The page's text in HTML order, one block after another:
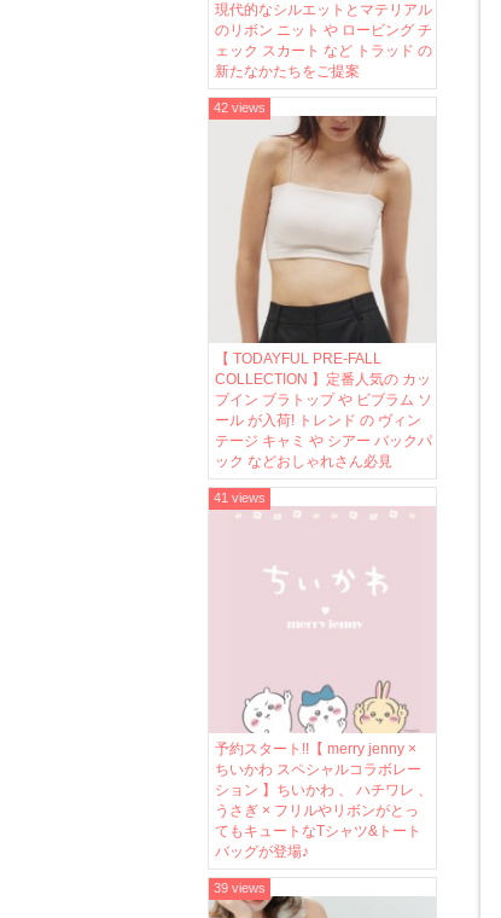
現代的なシルエットとマテリアル
のリボン ニット や ロービング チ
ェック スカート など トラッド の
新たなかたちをご提案
【 TODAYFUL PRE-FALL
COLLECTION 】定番人気の カッ
プイン ブラトップ や ビブラム ソ
ール が入荷! トレンド の ヴィン
テージ キャミ や シアー バックパ
ック などおしゃれさん必見
42 views
予約スタート!!【 merry jenny ×
ちいかわ スペシャルコラボレー
ション 】ちいかわ 、 ハチワレ 、
うさぎ × フリルやリボンがとっ
てもキュートなTシャツ&トート
バッグが登場♪
41 views
39 views